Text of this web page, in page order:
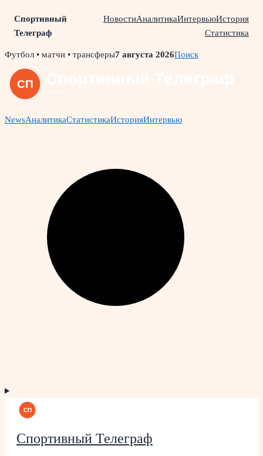
Спортивный
Телеграф
НовостиАналитикаИнтервьюИстория
Статистика
Skip
content
Футбол • матчи • трансферы7 августа 2026Поиск
NewsАналитикаСтатистикаИсторияИнтервью
Спортивный Телеграф